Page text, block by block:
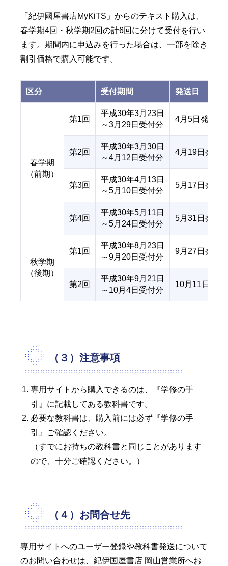
「紀伊國屋書店MyKiTS」からのテキスト購入は、
春学期4回・秋学期2回の計6回に分けて受付を行い
ます。期間内に申込みを行った場合は、一部を除き
割引価格で購入可能です。
区分 受付期間 発送日
春学期
（前期）
第1回
平成30年3月23日
～3月29日受付分
4月5日発送予
第2回
平成30年3月30日
～4月12日受付分
4月19日発送
第3回
平成30年4月13日
～5月10日受付分
5月17日発送
第4回
平成30年5月11日
～5月24日受付分
5月31日発送
秋学期
（後期）
第1回
平成30年8月23日
～9月20日受付分
9月27日発送
第2回
平成30年9月21日
～10月4日受付分
10月11日発送
（３）注意事項
専用サイトから購入できるのは、『学修の手
引』に記載してある教科書です。
必要な教科書は、購入前には必ず『学修の手
引』ご確認ください。
（すでにお持ちの教科書と同じことがあります
ので、十分ご確認ください。）
（４）お問合せ先
専用サイトへのユーザー登録や教科書発送について
のお問い合わせは、紀伊国屋書店 岡山営業所へお